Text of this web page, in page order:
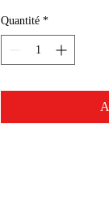
Quantité *